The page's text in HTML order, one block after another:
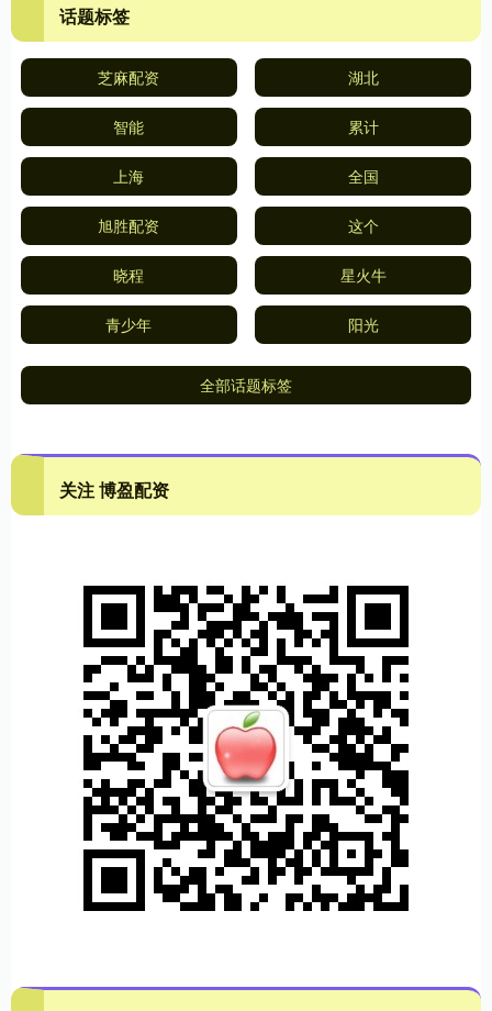
话题标签
芝麻配资 湖北
智能 累计
上海 全国
旭胜配资 这个
晓程 星火牛
青少年 阳光
全部话题标签
关注 博盈配资